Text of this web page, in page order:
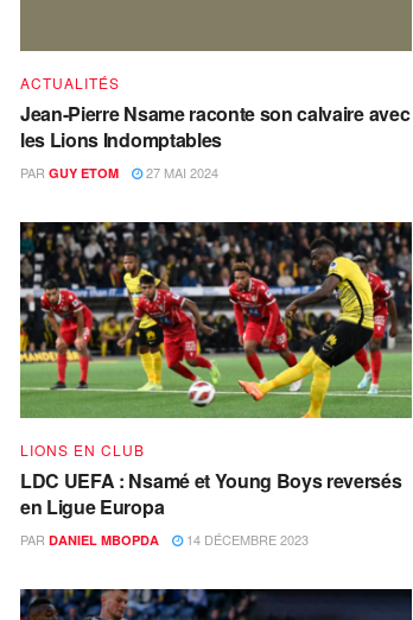
ACTUALITÉS
Jean-Pierre Nsame raconte son calvaire avec
les Lions Indomptables
PAR GUY ETOM 27 MAI 2024
LIONS EN CLUB
LDC UEFA : Nsamé et Young Boys reversés
en Ligue Europa
PAR DANIEL MBOPDA 14 DÉCEMBRE 2023